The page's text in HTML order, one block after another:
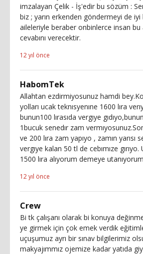
imzalayan Çelik - İş'edir bu sözüm :
biz ; yarın erkenden göndermeyi de iyi
aileleriyle beraber onbinlerce insan bu
cevabını verecektir.
12 yıl önce
HabomTek
Allahtan ezdirmiyosunuz hamdi
yolları ucak teknısyenıne 1600 lıra
bunun100 lırasıda vergıye
1bucuk senedır zam
ve 200 lıra zam yapıyo , zamın yarısı
vergıye kalan 50 tl de cebımıze gırıyo.
1500 lıra alıyorum demeye
12 yıl önce
Crew
Bi tk çalışanı olarak bi konuya
ye girmek için çok emek verdik
uçuşumuz ayrı bir sınav bilgilerimiz
makyajımmız ojemize kadar yatıda